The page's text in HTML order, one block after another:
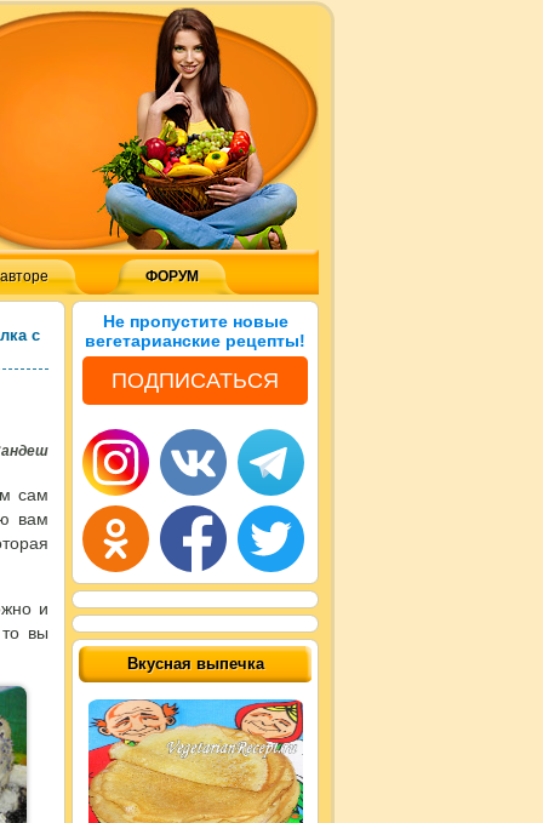
ФОРУМ
с
сам
вам
и
вы
Не пропустите новые
вегетарианские рецепты!
ПОДПИСАТЬСЯ
Вкусная выпечка